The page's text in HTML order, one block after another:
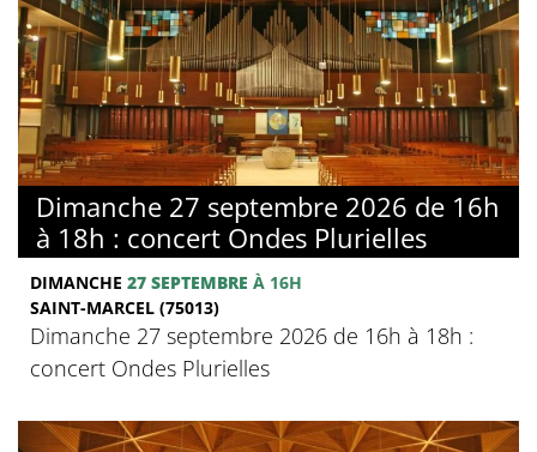
Dimanche 27 septembre 2026 de 16h
à 18h : concert Ondes Plurielles
DIMANCHE 27 SEPTEMBRE À 16H
SAINT-MARCEL (75013)
Dimanche 27 septembre 2026 de 16h à 18h :
concert Ondes Plurielles